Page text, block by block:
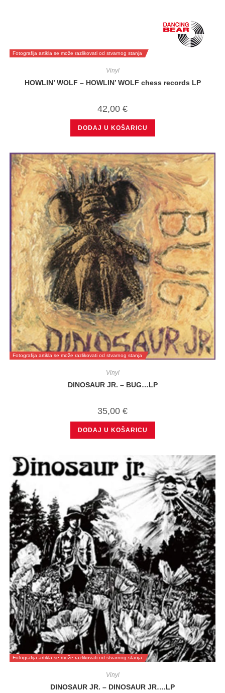
Fotografija artikla se može razlikovati od stvarnog stanja
Vinyl
HOWLIN’ WOLF – HOWLIN’ WOLF chess records LP
42,00 €
DODAJ U KOŠARICU
Fotografija artikla se može razlikovati od stvarnog stanja
Vinyl
DINOSAUR JR. – BUG…LP
35,00 €
DODAJ U KOŠARICU
Fotografija artikla se može razlikovati od stvarnog stanja
Vinyl
DINOSAUR JR. – DINOSAUR JR….LP